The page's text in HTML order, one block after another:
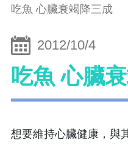
吃魚 心臟衰竭降三成
2012/10/4
吃魚 心臟
想要維持心臟健康，與